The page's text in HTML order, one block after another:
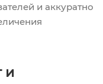
и аккуратно
и